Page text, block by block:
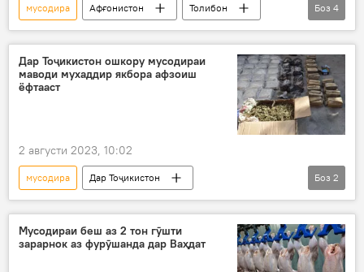
мусодира Афғонистон
Толибон
манзил
хона зист ғасб
Боз 4
Дар Тоҷикистон ошкору мусодираи
маводи мухаддир якбора афзоиш
ёфтааст
2 августи 2023, 10:02
мусодира
Дар Тоҷикистон
маводи мухаддир
Оҷонсии зидди маводи мухаддир
Боз 2
Мусодираи беш аз 2 тон гӯшти
зарарнок аз фурӯшанда дар Ваҳдат